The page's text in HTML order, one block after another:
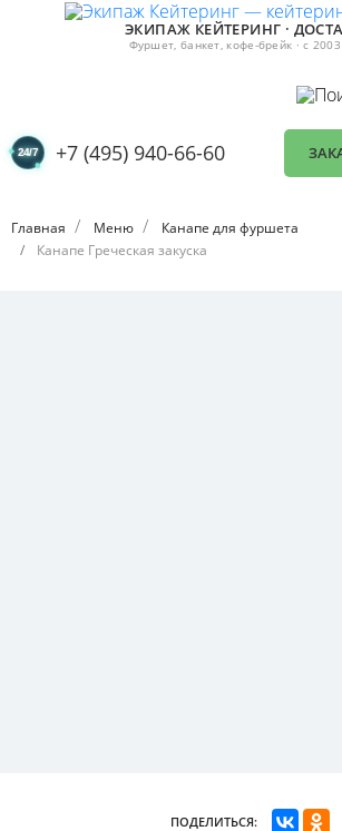
ЭКИПАЖ КЕЙТЕРИНГ ·
Фуршет, банкет, кофе-брейк · с 2003
+7 (495) 940-66-60
Главная Меню
Канапе для фуршета
Канапе Греческая закуска
ПОДЕЛИТЬСЯ: